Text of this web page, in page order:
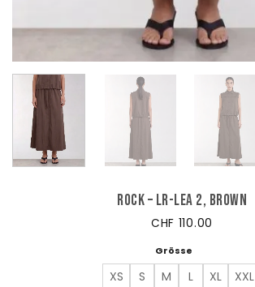
Rock – LR-Lea 2, Brown
CHF 110.00
Grösse
XS S M L XL XXL